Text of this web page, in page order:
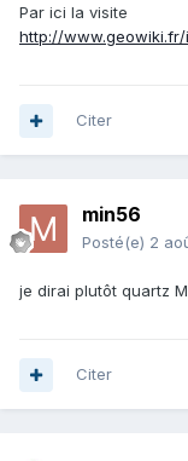
Par ici la visite
http://www.geowiki.fr/
Citer
min56
Posté(e) 2
je dirai plutôt quartz
Citer